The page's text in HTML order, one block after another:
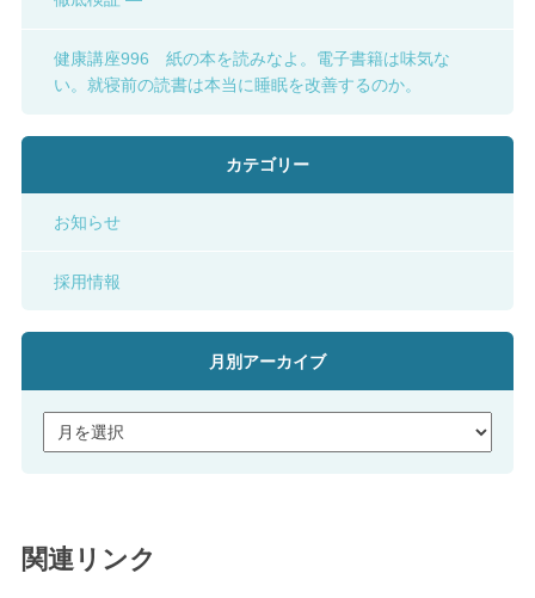
健康講座996 紙の本を読みなよ。電子書籍は味気な
い。就寝前の読書は本当に睡眠を改善するのか。
カテゴリー
お知らせ
採用情報
月別アーカイブ
関連リンク